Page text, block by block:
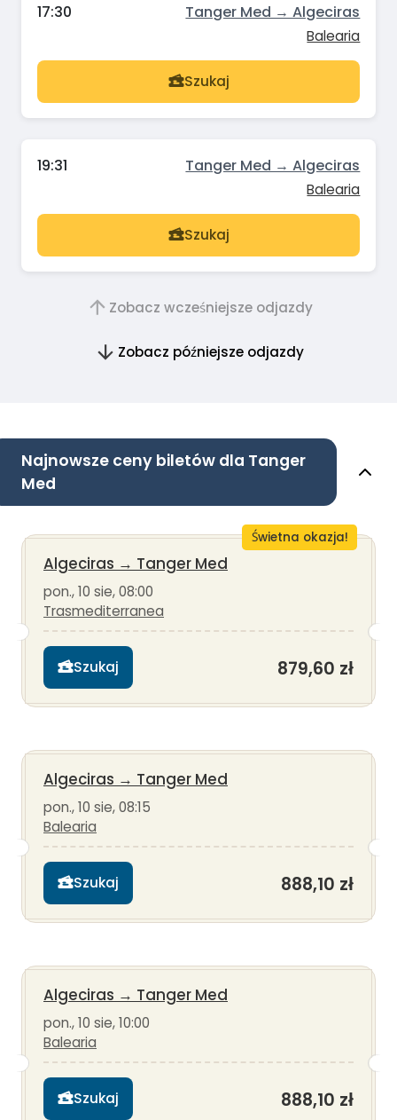
17:30 Tanger Med → Algeciras
Balearia
Szukaj
19:31 Tanger Med → Algeciras
Balearia
Szukaj
Zobacz wcześniejsze odjazdy
Zobacz późniejsze odjazdy
Najnowsze ceny biletów dla Tanger
Med
Świetna okazja!
Algeciras → Tanger Med
pon., 10 sie, 08:00
Trasmediterranea
Szukaj 879,60 zł
Algeciras → Tanger Med
pon., 10 sie, 08:15
Balearia
Szukaj 888,10 zł
Algeciras → Tanger Med
pon., 10 sie, 10:00
Balearia
Szukaj 888,10 zł